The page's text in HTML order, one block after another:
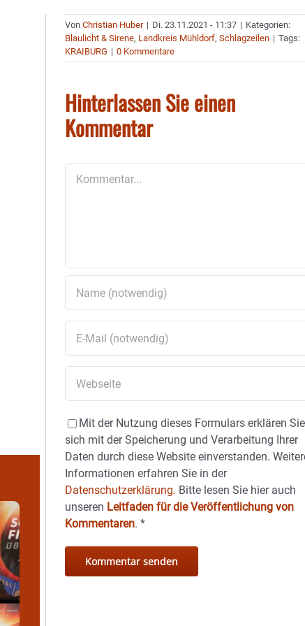
VonChristian Huber | Di. 23.11.2021 - 11:37 | Kategorien:
Blaulicht & Sirene, Landkreis Mühldorf,Schlagzeilen | Tags:
KRAIBURG | 0 Kommentare
Hinterlassen Sie einen
Kommentar
Mit der Nutzung dieses Formulars erklären Sie
sich mit der Speicherung und Verarbeitung Ihrer
Daten durch diese Website einverstanden.
Informationen erfahren Sie in der
Datenschutzerklärung. Bitte lesen Sie hier auch
unseren Leitfaden für die Veröffentlichung von
Kommentaren.*